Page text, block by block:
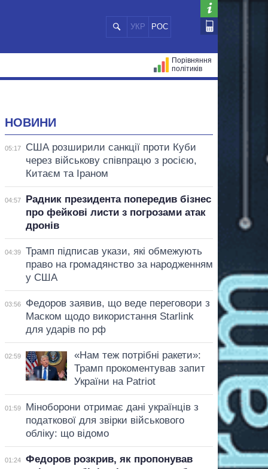
УКР РОС
Порівняння
політиків
НОВИНИ
05:17
США розширили санкції проти Куби
через військову співпрацю з росією,
Китаєм та Іраном
04:57
Радник президента попередив бізнес
про фейкові листи з погрозами атак
дронів
04:39
Трамп підписав укази, які обмежують
право на громадянство за народженням
у США
03:56
Федоров заявив, що веде переговори з
Маском щодо використання Starlink
для ударів по рф
02:59
«Нам теж потрібні ракети»:
Трамп прокоментував запит
України на Patriot
01:59
Міноборони отримає дані українців з
податкової для звірки військового
обліку: що відомо
01:24
Федоров розкрив, як пропонував